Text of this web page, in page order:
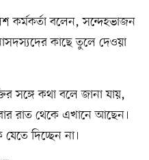
কর্মকর্তা বলেন, সন্দেহভাজন
কাছে তুলে দেওয়া
সঙ্গে কথা বলে জানা যায়,
রাত থেকে এখানে আছেন।
দিচ্ছেন না।